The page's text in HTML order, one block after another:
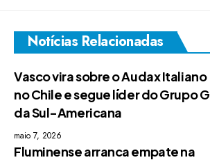
Notícias Relacionadas
Vasco vira sobre o Audax Italiano
no Chile e segue líder do Grupo G
da Sul-Americana
maio 7, 2026
Fluminense arranca empate na